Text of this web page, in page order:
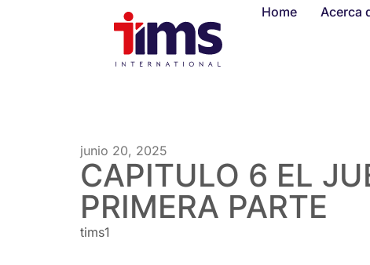
Home Acerca
junio 20, 2025
CAPITULO 6 EL
PRIMERA PARTE
tims1